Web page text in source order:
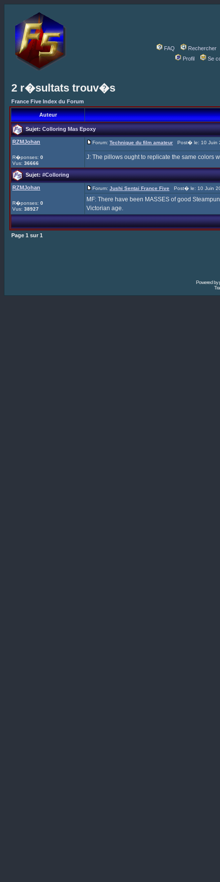
FAQ
Rechercher
Profil
Se
2 r�sultats trouv�s
France Five Index du Forum
Auteur
Sujet:Colloring Mas Epoxy
RZMJohan
R�ponses: 0
Vus: 36666
Forum: Technique du film amateur Post� le: 10 Juin
J: The pillows ought to replicate the same colors
Sujet:#Colloring
RZMJohan
R�ponses: 0
Vus: 38927
Forum: Jushi Sentai France Five Post� le: 10 Juin
MF: There have been MASSES of good
Victorian age.
Page 1 sur 1
Powered by